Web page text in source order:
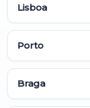
Lisboa
Porto
Braga